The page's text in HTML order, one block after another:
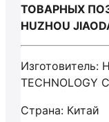
ТОВАРНЫХ
HUZHOU
Изготовитель:
TECHNOLOGY
Страна: Китай